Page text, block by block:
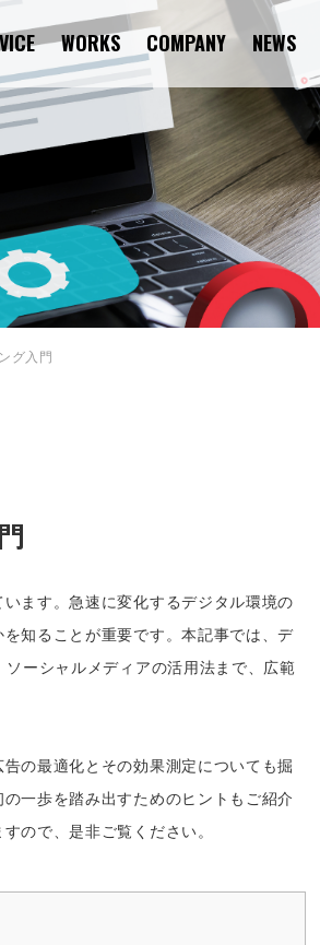
WORKS COMPANY NEWS
グ入門
ます。急速に変化するデジタル環境の
知ることが重要です。本記事では、デ
ーシャルメディアの活用法まで、広範
の最適化とその効果測定についても掘
一歩を踏み出すためのヒントもご紹介
ので、是非ご覧ください。